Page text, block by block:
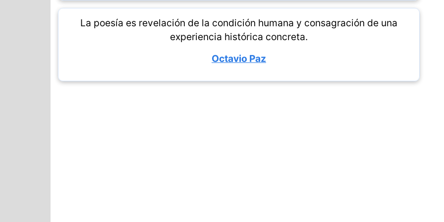
La poesía es revelación de la condición humana y consagración de una
experiencia histórica concreta.
Octavio Paz